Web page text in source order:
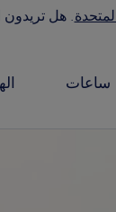
. هل تريدون
ساعات